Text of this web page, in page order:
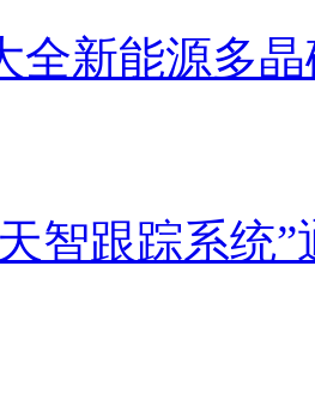
全新能源多
智跟踪系统